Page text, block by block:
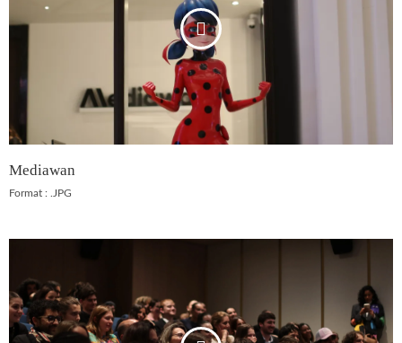
Mediawan
Format : .JPG